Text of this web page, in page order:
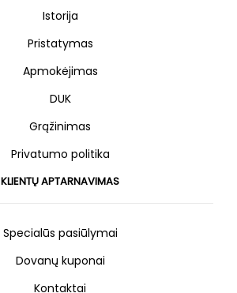
Istorija
Pristatymas
Apmokėjimas
DUK
Grąžinimas
Privatumo politika
KLIENTŲ APTARNAVIMAS
Specialūs pasiūlymai
Dovanų kuponai
Kontaktai